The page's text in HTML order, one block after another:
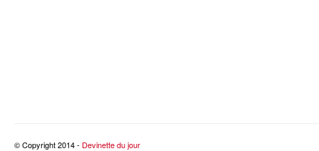
© Copyright 2014 - Devinette du jour